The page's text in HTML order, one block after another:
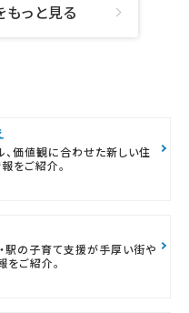
っと見る
、価値観に合わせた新しい住
をご紹介。
駅の子育て支援が手厚い街や
をご紹介。